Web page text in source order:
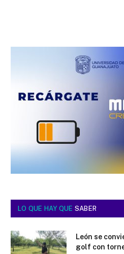
LO QUE HAY QUE SABER
León se
golf con